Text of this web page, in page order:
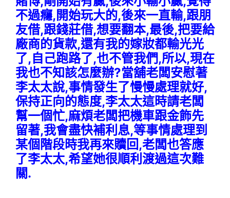
不過癮,開始玩大的,後來一直輸,跟朋
友借,跟錢莊借,想要翻本,最後,把要給
廠商的貨款,還有我的嫁妝都輸光光
了,自己跑路了,也不管我們,所以,現在
我也不知該怎麼辦?當舖老闆安慰著
李太太說,事情發生了慢慢處理就好,
保持正向的態度,李太太這時請老闆
幫一個忙,麻煩老闆把機車跟金飾先
留著,我會盡快補利息,等事情處理到
某個階段時我再來贖回,老闆也答應
了李太太,希望她很順利渡過這次難
關.